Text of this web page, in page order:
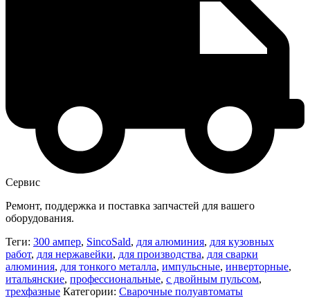
Сервис
Ремонт, поддержка и поставка запчастей для вашего
оборудования.
Теги: 300 ампер, SincoSald, для алюминия, для кузовных
работ, для нержавейки, для производства, для сварки
алюминия, для тонкого металла, импульсные, инверторные,
итальянские, профессиональные, с двойным пульсом,
трехфазные Категории: Сварочные полуавтоматы